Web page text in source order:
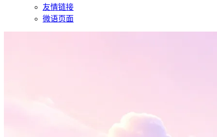
友情链接
微语页面